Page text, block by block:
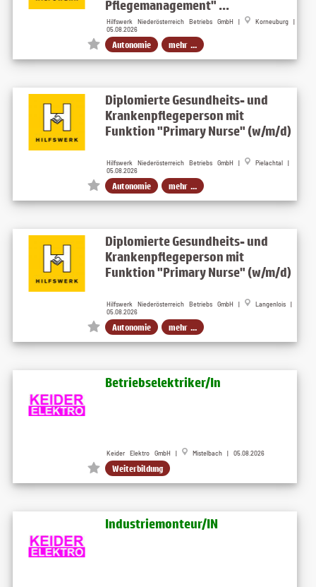
Pflegemanagement" ...
Hilfswerk Niederösterreich Betriebs GmbH |
Korneuburg |
05.08.2026
Autonomie mehr ...
Diplomierte Gesundheits- und
Krankenpflegeperson mit
Funktion "Primary Nurse" (w/m/d)
Hilfswerk Niederösterreich Betriebs GmbH |
Pielachtal |
05.08.2026
Autonomie mehr ...
Diplomierte Gesundheits- und
Krankenpflegeperson mit
Funktion "Primary Nurse" (w/m/d)
Hilfswerk Niederösterreich Betriebs GmbH |
Langenlois |
05.08.2026
Autonomie mehr ...
Betriebselektriker/In
Keider Elektro GmbH | Mistelbach | 05.08.2026
Weiterbildung
Industriemonteur/IN